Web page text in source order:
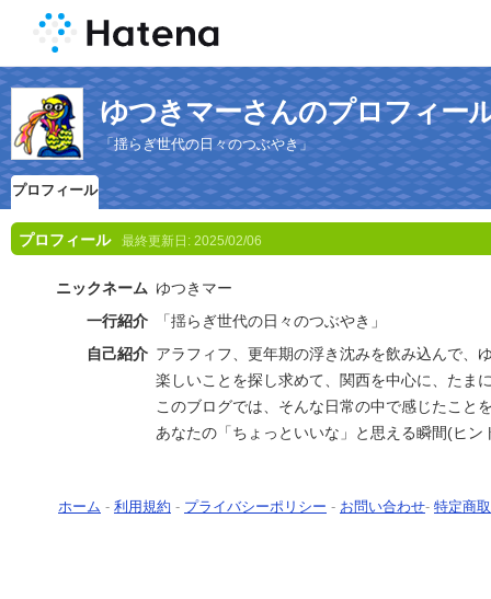
ゆつきマーさんのプロフィー
「揺らぎ世代の日々のつぶやき」
プロフィール
プロフィール 最終更新日: 2025/02/06
ニックネーム ゆつきマー
一行紹介
「揺らぎ世代の日々のつぶやき」
自己紹介 アラフィフ、更年期の浮き沈みを飲み込んで、
楽しいことを探し求めて、関西を中心に、たま
このブログでは、そんな日常の中で感じたこと
あなたの「ちょっといいな」と思える瞬間(ヒン
ホーム - 利用規約 - プライバシーポリシー - お問い合わせ- 特定商